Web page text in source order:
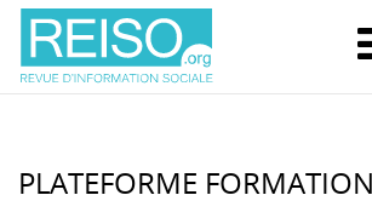
PLATEFORME FORMATION